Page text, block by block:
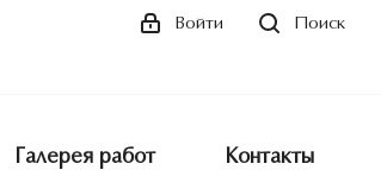
Поиск
Войти
Галерея работ Контакты